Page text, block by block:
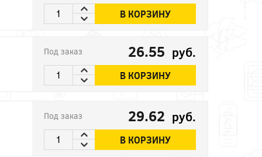
В КОРЗИНУ
Под заказ 26.55 руб.
В КОРЗИНУ
Под заказ 29.62 руб.
В КОРЗИНУ